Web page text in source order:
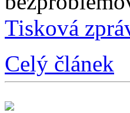
Tisková
Celý článek